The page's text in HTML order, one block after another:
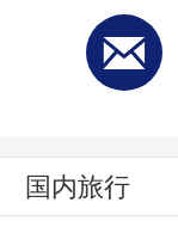
国内旅行